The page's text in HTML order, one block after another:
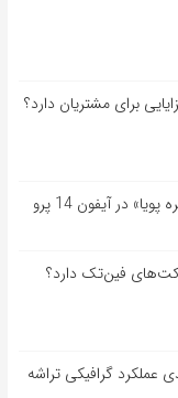
برای مشتریان دارد؟
اپل ظاهرا در لحظه آخر تصمیم به استفاده از «جزیره پویا» در آیفون 14 پرو
از افزایش 28 درصدی عملکرد گرافیکی تراشه